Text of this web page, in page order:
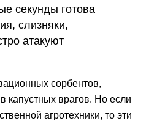
секунды готова
слизняки,
атакуют
сорбентов,
капустных врагов. Но если
агротехники, то эти